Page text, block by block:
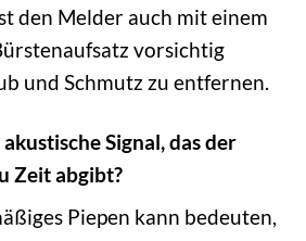
den Melder auch mit einem
vorsichtig
und Schmutz zu entfernen.
Signal, das der
Zeit abgibt?
Piepen kann bedeuten,